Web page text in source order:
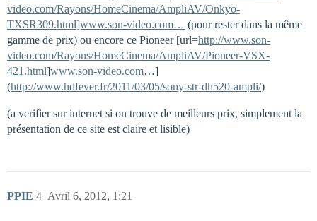
video.com/Rayons/HomeCinema/AmpliAV/Onkyo-
TXSR309.html]www.son-video.com… (pour rester dans la même
gamme de prix) ou encore ce Pioneer [url=http://www.son-
video.com/Rayons/HomeCinema/AmpliAV/Pioneer-VSX-
421.html]www.son-video.com…]
(http://www.hdfever.fr/2011/03/05/sony-str-dh520-ampli/)
(a verifier sur internet si on trouve de meilleurs prix, simplement la
présentation de ce site est claire et lisible)
PPIE Avril 6, 2012, 1:21
4